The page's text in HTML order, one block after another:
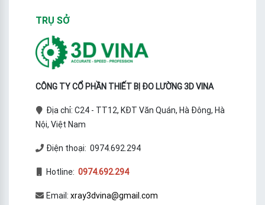
TRỤ SỞ
CÔNG TY CỔ PHẦN THIẾT BỊ ĐO LƯỜNG 3D VINA
Địa chỉ: C24 - TT12, KĐT Văn Quán, Hà Đông, Hà
Nội, Việt Nam
Điện thoại: 0974.692.294
Hotline: 0974.692.294
Email: xray3dvina@gmail.com